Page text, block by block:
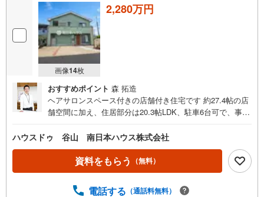
画像14枚
2,280万円
おすすめポイント 森 拓造
ヘアサロンスペース付きの店舗付き住宅です 約27.4帖の店
舗空間に加え、住居部分は20.3帖LDK、駐車6台可で、事業
ト！・スーパーセンタートライアル指宿店まで歩5分・ファ
ミリーマート指宿大園原店まで歩4分・JR宮ヶ浜駅まで歩1
6分・店舗付住宅（ヘアサロン）・3LDK＋WIC＋ヘアサロ
ンスペース・リビング20.3帖・ヘアサロンスペース27.4
ハウスドゥ 谷山 南日本ハウス株式会社
資料をもらう （無料）
電話する （通話料無料）